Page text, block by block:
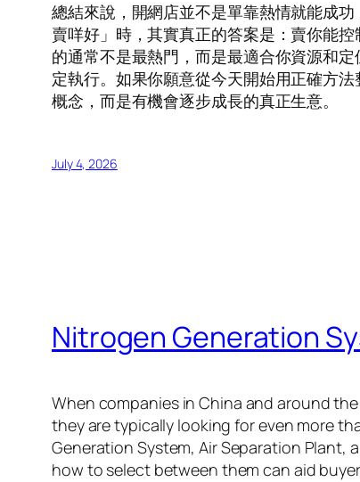
總結來說，開網店並不是單靠熱情就能成功
賣咩好」時，其實真正的答案是：賣你能
的通常不是最熱門，而是最適合你資源和
定執行。如果你願意從今天開始用正確方
概念，而是有機會逐步成長的真正生意。
July 4, 2026
Nitrogen Generation
When companies in China and around
they are typically looking for even more
Generation System, Air Separation Plant,
how to select between them can aid